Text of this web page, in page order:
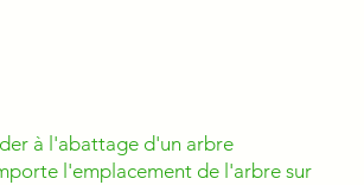
à l'abattage d'un arbre
l'emplacement de l'arbre sur